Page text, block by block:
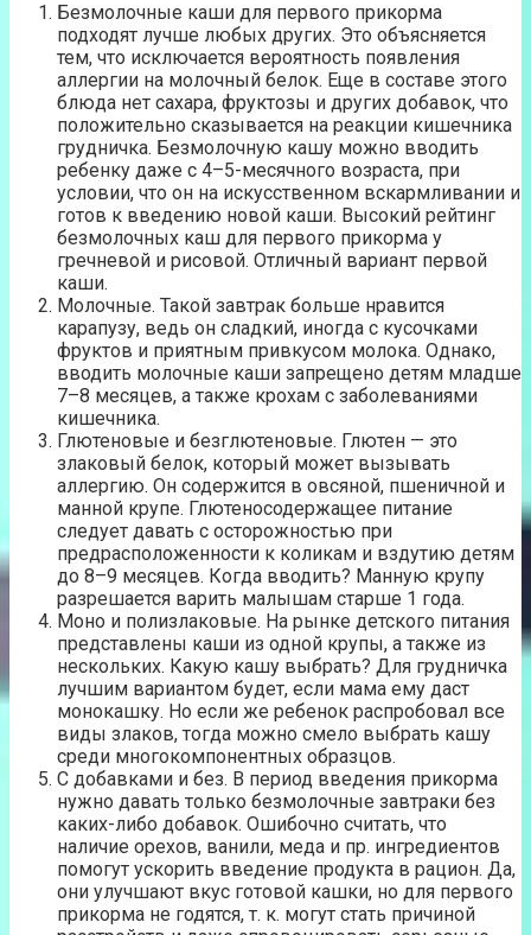
Безмолочные каши для первого прикорма
подходят лучше любых других. Это объясняется
тем, что исключается вероятность появления
аллергии на молочный белок. Еще в составе этого
блюда нет сахара, фруктозы и других добавок, что
положительно сказывается на реакции кишечника
грудничка. Безмолочную кашу можно вводить
ребенку даже с 4–5-месячного возраста, при
условии, что он на искусственном вскармливании и
готов к введению новой каши. Высокий рейтинг
безмолочных каш для первого прикорма у
гречневой и рисовой. Отличный вариант первой
каши.
Молочные. Такой завтрак больше нравится
карапузу, ведь он сладкий, иногда с кусочками
фруктов и приятным привкусом молока. Однако,
вводить молочные каши запрещено детям младше
7–8 месяцев, а также крохам с заболеваниями
кишечника.
Глютеновые и безглютеновые. Глютен — это
злаковый белок, который может вызывать
аллергию. Он содержится в овсяной, пшеничной и
манной крупе. Глютеносодержащее питание
следует давать с осторожностью при
предрасположенности к коликам и вздутию детям
до 8–9 месяцев. Когда вводить? Манную крупу
разрешается варить малышам старше 1 года.
Моно и полизлаковые. На рынке детского питания
представлены каши из одной крупы, а также из
нескольких. Какую кашу выбрать? Для грудничка
лучшим вариантом будет, если мама ему даст
монокашку. Но если же ребенок распробовал все
виды злаков, тогда можно смело выбрать кашу
среди многокомпонентных образцов.
С добавками и без. В период введения прикорма
нужно давать только безмолочные завтраки без
каких-либо добавок. Ошибочно считать, что
наличие орехов, ванили, меда и пр. ингредиентов
помогут ускорить введение продукта в рацион. Да,
они улучшают вкус готовой кашки, но для первого
прикорма не годятся, т. к. могут стать причиной